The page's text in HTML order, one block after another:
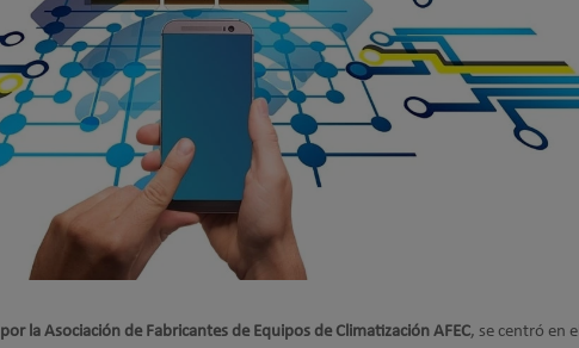
la Asociación de Fabricantes de Equipos de Climatización AFEC, se centró en el